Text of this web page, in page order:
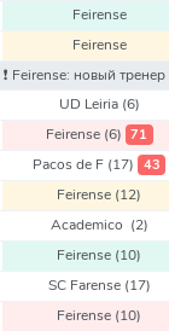
Feirense
Feirense
❗️ Feirense: новый
UD Leiria (6)
Feirense (6) 71
Pacos de F (17) 43
Feirense (12)
Academico (2)
Feirense (10)
SC Farense (17)
Feirense (10)